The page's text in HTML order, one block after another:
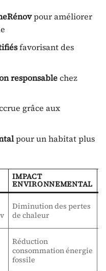
pour améliorer
favorisant des
responsablechez
grâce aux
pour un habitat plus
IMPACT
ENVIRONNEMENTAL
Diminution des pertes
de chaleur
Réduction
consommation énergie
fossile